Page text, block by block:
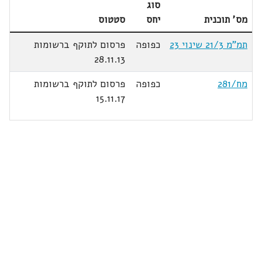
מס' תוכנית
סוג
יחס
סטטוס
תמ"מ 21/3 שינוי 23
כפופה
פרסום לתוקף ברשומות
28.11.13
מח/281
כפופה
פרסום לתוקף ברשומות
15.11.17